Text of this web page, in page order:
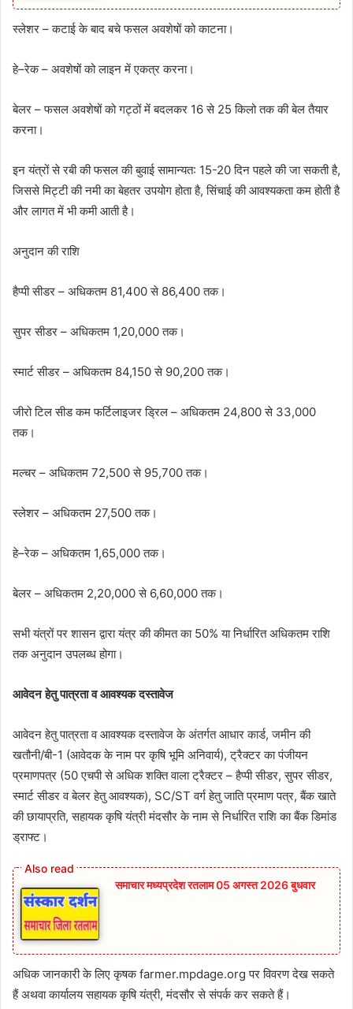
स्लेशर – कटाई के बाद बचे फसल अवशेषों को काटना।
हे–रेक – अवशेषों को लाइन में एकत्र करना।
बेलर – फसल अवशेषों को गट्ठों में बदलकर 16 से 25 किलो तक की बेल तैयार
करना।
इन यंत्रों से रबी की फसल की बुवाई सामान्यत: 15-20 दिन पहले की जा सकती है,
जिससे मिट्टी की नमी का बेहतर उपयोग होता है, सिंचाई की आवश्यकता कम होती है
और लागत में भी कमी आती है।
अनुदान की राशि
हैप्पी सीडर – अधिकतम 81,400 से 86,400 तक।
सुपर सीडर – अधिकतम 1,20,000 तक।
स्मार्ट सीडर – अधिकतम 84,150 से 90,200 तक।
जीरो टिल सीड कम फर्टिलाइजर ड्रिल – अधिकतम 24,800 से 33,000
तक।
मल्चर – अधिकतम 72,500 से 95,700 तक।
स्लेशर – अधिकतम 27,500 तक।
हे–रेक – अधिकतम 1,65,000 तक।
बेलर – अधिकतम 2,20,000 से 6,60,000 तक।
सभी यंत्रों पर शासन द्वारा यंत्र की कीमत का 50% या निर्धारित अधिकतम राशि
तक अनुदान उपलब्ध होगा।
आवेदन हेतु पात्रता व आवश्यक दस्तावेज
आवेदन हेतु पात्रता व आवश्यक दस्तावेज के अंतर्गत आधार कार्ड, जमीन की
खतौनी/बी-1 (आवेदक के नाम पर कृषि भूमि अनिवार्य), ट्रैक्टर का पंजीयन
प्रमाणपत्र (50 एचपी से अधिक शक्ति वाला ट्रैक्टर – हैप्पी सीडर, सुपर सीडर,
स्मार्ट सीडर व बेलर हेतु आवश्यक), SC/ST वर्ग हेतु जाति प्रमाण पत्र, बैंक खाते
की छायाप्रति, सहायक कृषि यंत्री मंदसौर के नाम से निर्धारित राशि का बैंक डिमांड
ड्राफ्ट।
समाचार मध्यप्रदेश रतलाम 05 अगस्त 2026 बुधवार
अधिक जानकारी के लिए कृषक farmer.mpdage.org पर विवरण देख सकते
हैं अथवा कार्यालय सहायक कृषि यंत्री, मंदसौर से संपर्क कर सकते हैं।